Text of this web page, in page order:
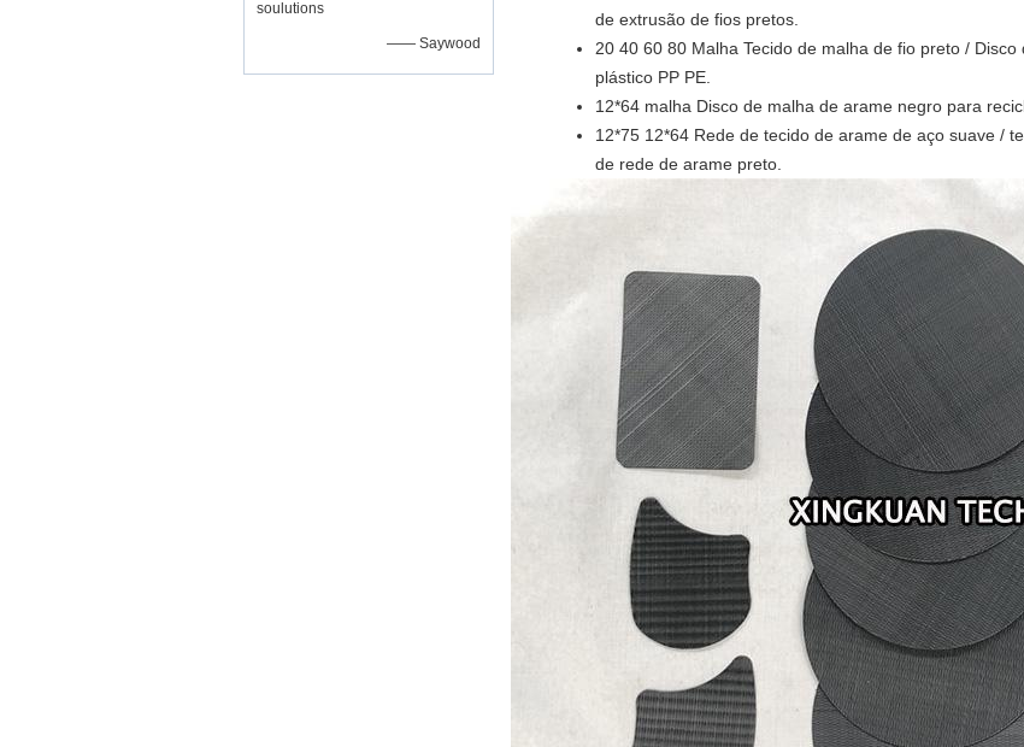
soulutions
—— Saywood
de extrusão de fios pretos.
20 40 60 80 Malha Tecido de malha de fio preto /
plástico PP PE.
12*64 malha Disco de malha de arame negro para
12*75 12*64 Rede de tecido de arame de aço suave /
de rede de arame preto.